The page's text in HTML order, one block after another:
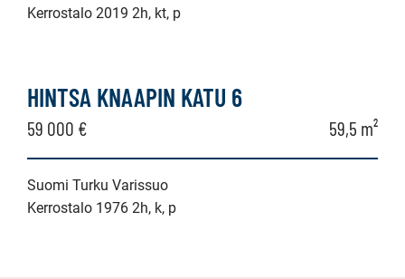
Kerrostalo 2019 2h, kt, p
HINTSA KNAAPIN KATU 6
59 000 € 59,5 m²
Suomi Turku Varissuo
Kerrostalo 1976 2h, k, p